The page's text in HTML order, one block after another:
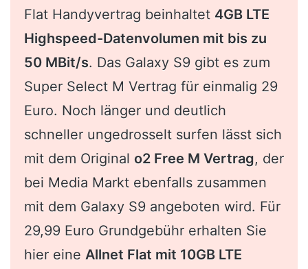
Flat Handyvertrag beinhaltet 4GB LTE
Highspeed-Datenvolumen mit bis zu
50 MBit/s. Das Galaxy S9 gibt es zum
Super Select M Vertrag für einmalig 29
Euro. Noch länger und deutlich
schneller ungedrosselt surfen lässt sich
mit dem Original o2 Free M Vertrag, der
bei Media Markt ebenfalls zusammen
mit dem Galaxy S9 angeboten wird. Für
29,99 Euro Grundgebühr erhalten Sie
hier eine Allnet Flat mit 10GB LTE